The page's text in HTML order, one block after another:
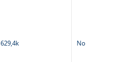
629,4k No